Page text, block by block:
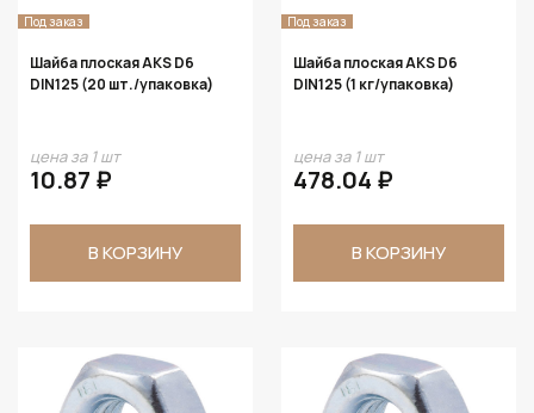
Под заказ
Шайба плоская AKS D6
DIN125 (20 шт./упаковка)
цена за 1 шт
10.87 ₽
В КОРЗИНУ
Под заказ
Шайба плоская AKS D6
DIN125 (1 кг/упаковка)
цена за 1 шт
478.04 ₽
В КОРЗИНУ